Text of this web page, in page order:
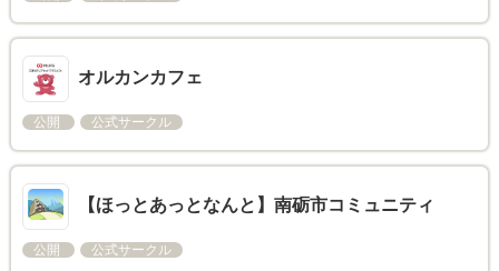
オルカンカフェ
公開 公式サークル
【ほっとあっとなんと】南砺市コミュニティ
公開 公式サークル